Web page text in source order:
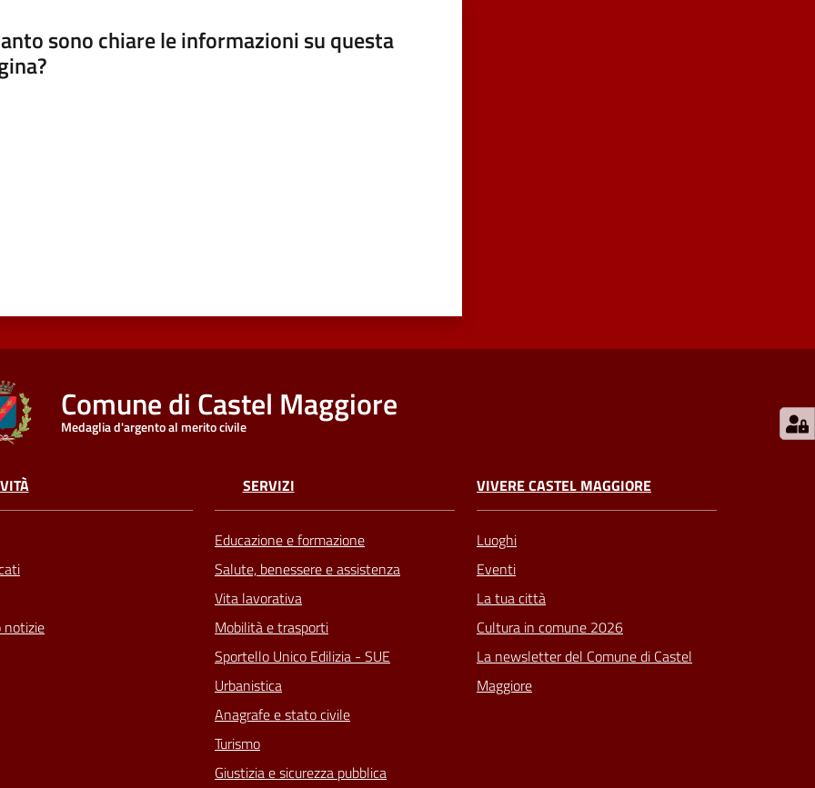
sono chiare le informazioni su questa
Comune di Castel Maggiore
Medaglia d'argento al merito civile
notizie
SERVIZI
Educazione e formazione
Salute, benessere e assistenza
Vita lavorativa
Mobilità e trasporti
Sportello Unico Edilizia - SUE
Urbanistica
Anagrafe e stato civile
Turismo
Giustizia e sicurezza pubblica
VIVERE CASTEL MAGGIORE
Luoghi
Eventi
La tua città
Cultura in comune 2026
La newsletter del Comune di Castel
Maggiore